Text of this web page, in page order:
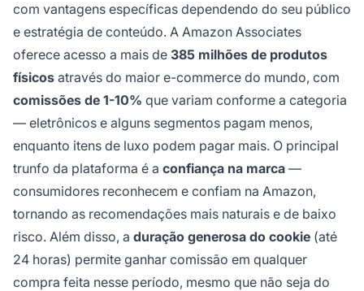
com vantagens específicas dependendo do seu público
e estratégia de conteúdo. A Amazon Associates
oferece acesso a mais de 385 milhões de produtos
físicos através do maior e-commerce do mundo, com
comissões de 1-10% que variam conforme a categoria
— eletrônicos e alguns segmentos pagam menos,
enquanto itens de luxo podem pagar mais. O principal
trunfo da plataforma é a confiança na marca —
consumidores reconhecem e confiam na Amazon,
tornando as recomendações mais naturais e de baixo
risco. Além disso, a duração generosa do cookie (até
24 horas) permite ganhar comissão em qualquer
compra feita nesse período, mesmo que não seja do